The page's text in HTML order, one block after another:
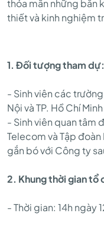
thỏa mãn những băn
thiết và kinh nghiệm
1. Đối tượng tham dự:
- Sinh viên các
Nội và TP. Hồ Chí
- Sinh viên quan tâm
Telecom và Tập
gắn bó với Công ty
2. Khung thời gian tổ
- Thời gian: 14h ngày